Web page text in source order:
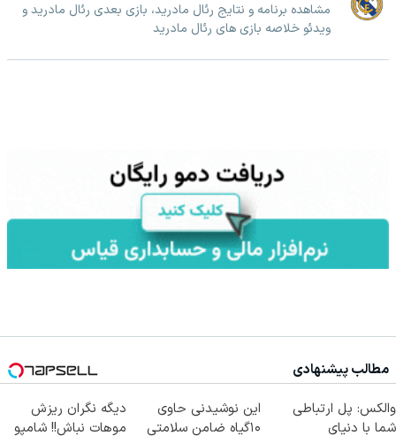
مشاهده برنامه و نتایج رئال مادرید، بازی بعدی رئال مادرید و
ویدئو خلاصه بازی های رئال مادرید
مطالب پیشنهادی
والکس: پل ارتباطی
شما با دنیای
این نوشیدنی حاوی
۱۰گیاه ضامن سلامتی
دیگه نگران ریزش
موهات نباش!! شامپو